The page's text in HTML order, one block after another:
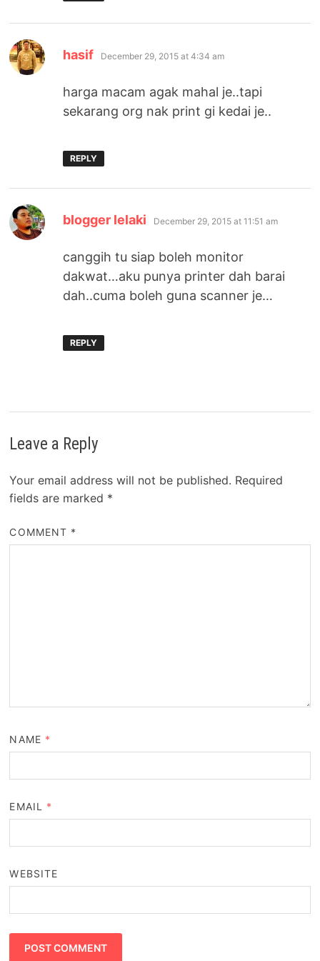
hasif says:
December 29, 2015 at 4:34 am
harga macam agak mahal je..tapi
sekarang org nak print gi kedai je..
REPLY
blogger lelaki says:
December 29, 2015 at 11:51 am
canggih tu siap boleh monitor
dakwat…aku punya printer dah barai
dah..cuma boleh guna scanner je…
REPLY
Leave a Reply
Your email address will not be published. Required
fields are marked *
COMMENT *
NAME *
EMAIL *
WEBSITE